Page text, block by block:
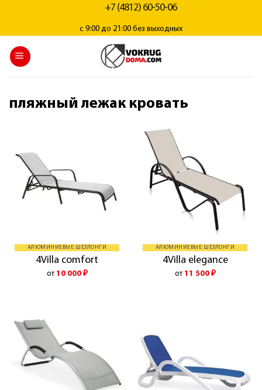
+7 (4812) 60-50-06
с 9:00 до 21:00 без выходных
пляжный лежак кровать
АЛЮМИНИЕВЫЕ ШЕЗЛОНГИ
4Villa comfort
от 10 000 ₽
АЛЮМИНИЕВЫЕ ШЕЗЛОНГИ
4Villa elegance
от 11 500 ₽